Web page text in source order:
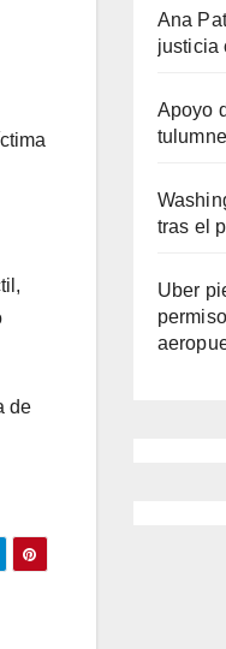
de
Ana
justicia
Apoyo
tras el
Uber